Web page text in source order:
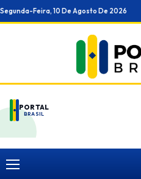
Ir
para
Segunda-Feira, 10 De Agosto De 2026
PORTAL
BRASIL